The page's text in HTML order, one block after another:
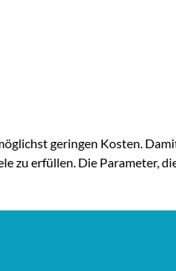
geringen Kosten.
zu erfüllen. Die Parameter,